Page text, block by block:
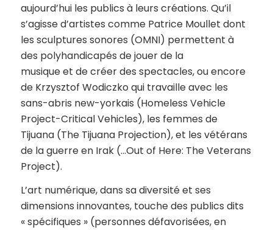
aujourd’hui les publics à leurs créations. Qu’il
s’agisse d’artistes comme Patrice Moullet dont
les sculptures sonores (OMNI) permettent à
des polyhandicapés de jouer de la
musique et de créer des spectacles, ou encore
de Krzysztof Wodiczko qui travaille avec les
sans-abris new-yorkais (Homeless Vehicle
Project-Critical Vehicles), les femmes de
Tijuana (The Tijuana Projection), et les vétérans
de la guerre en Irak (…Out of Here: The Veterans
Project).
L’art numérique, dans sa diversité et ses
dimensions innovantes, touche des publics dits
« spécifiques » (personnes défavorisées, en